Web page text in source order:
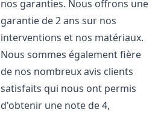
nos garanties. Nous offrons une
garantie de 2 ans sur nos
interventions et nos matériaux.
Nous sommes également fière
de nos nombreux avis clients
satisfaits qui nous ont permis
d'obtenir une note de 4,